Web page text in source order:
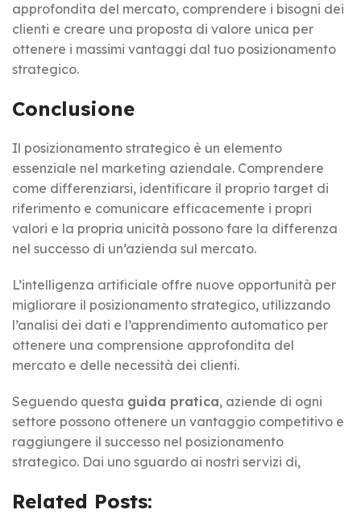
approfondita del mercato, comprendere i bisogni dei
clienti e creare una proposta di valore unica per
ottenere i massimi vantaggi dal tuo posizionamento
strategico.
Conclusione
Il posizionamento strategico è un elemento
essenziale nel marketing aziendale. Comprendere
come differenziarsi, identificare il proprio target di
riferimento e comunicare efficacemente i propri
valori e la propria unicità possono fare la differenza
nel successo di un’azienda sul mercato.
L’intelligenza artificiale offre nuove opportunità per
migliorare il posizionamento strategico, utilizzando
l’analisi dei dati e l’apprendimento automatico per
ottenere una comprensione approfondita del
mercato e delle necessità dei clienti.
Seguendo questa guida pratica, aziende di ogni
settore possono ottenere un vantaggio competitivo e
raggiungere il successo nel posizionamento
strategico. Dai uno sguardo ai nostri servizi di,
Related Posts: